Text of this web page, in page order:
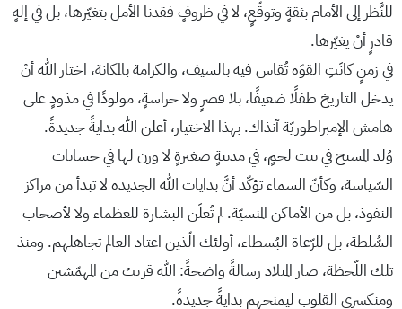
للنَّظر إلى الأمام بثقةٍ وتوقّعٍ، لا في ظروفٍ فقدنا الأمل بتغيّرها، بل في إلهٍ
قادرٍ أنْ يغيّرها.
في زمنٍ كانَتِ القوّة تُقاس فيه بالسيف، والكرامة بالمكانة، اختار الله أنْ
يدخل التاريخ طفلًا ضعيفًا، بلا قصرٍ ولا حراسةٍ، مولودًا في مذودٍ على
هامش الإمبراطوريّة آنذاك. بهذا الاختيار، أعلن الله بدايةً جديدةً.
وُلد المسيح في بيت لحمٍ، في مدينةٍ صغيرةٍ لا وزن لها في حسابات
السّياسة، وكأنّ السماء تؤكّد أنَّ بدايات الله الجديدة لا تبدأ من مراكز
النفوذ، بل من الأماكن المنسيّة. لم تُعلَن البشارة للعظماء ولا لأصحاب
السُّلطة، بل للرّعاة البُسطاء، أولئك الّذين اعتاد العالم تجاهلهم. ومنذ
تلك اللّحظة، صار الميلاد رسالةً واضحةً: الله قريبٌ من المهمّشين
ومنكسري القلوب ليمنحهم بدايةً جديدةً.